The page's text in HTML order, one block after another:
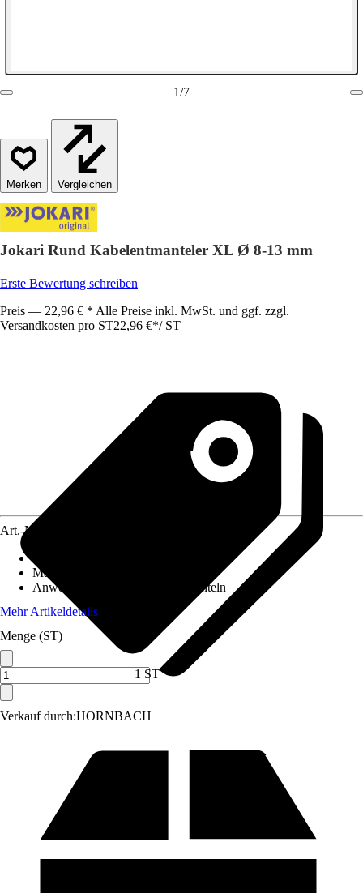
1/7
Vergleichen
Jokari Rund Kabelentmanteler XL Ø 8-13 mm
Erste Bewertung schreiben
Preis — 22,96 € * Alle Preise inkl. MwSt. und ggf. zzgl.
Versandkosten pro ST22,96 €*/ ST
Verkauf durch:HORNBACH
Art.-Nr.
Material
Anwendung
Abisolieren, Entmanteln
Mehr Artikeldetails
Menge (ST)
1 ST